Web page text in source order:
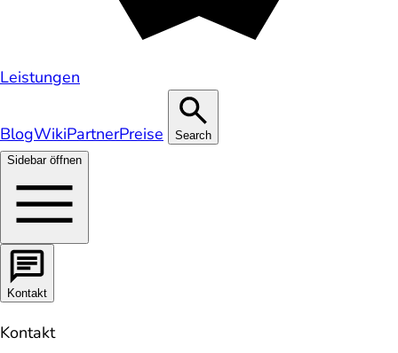
Leistungen
BlogWikiPartnerPreise
Search
Sidebar öffnen
Kontakt
Kontakt